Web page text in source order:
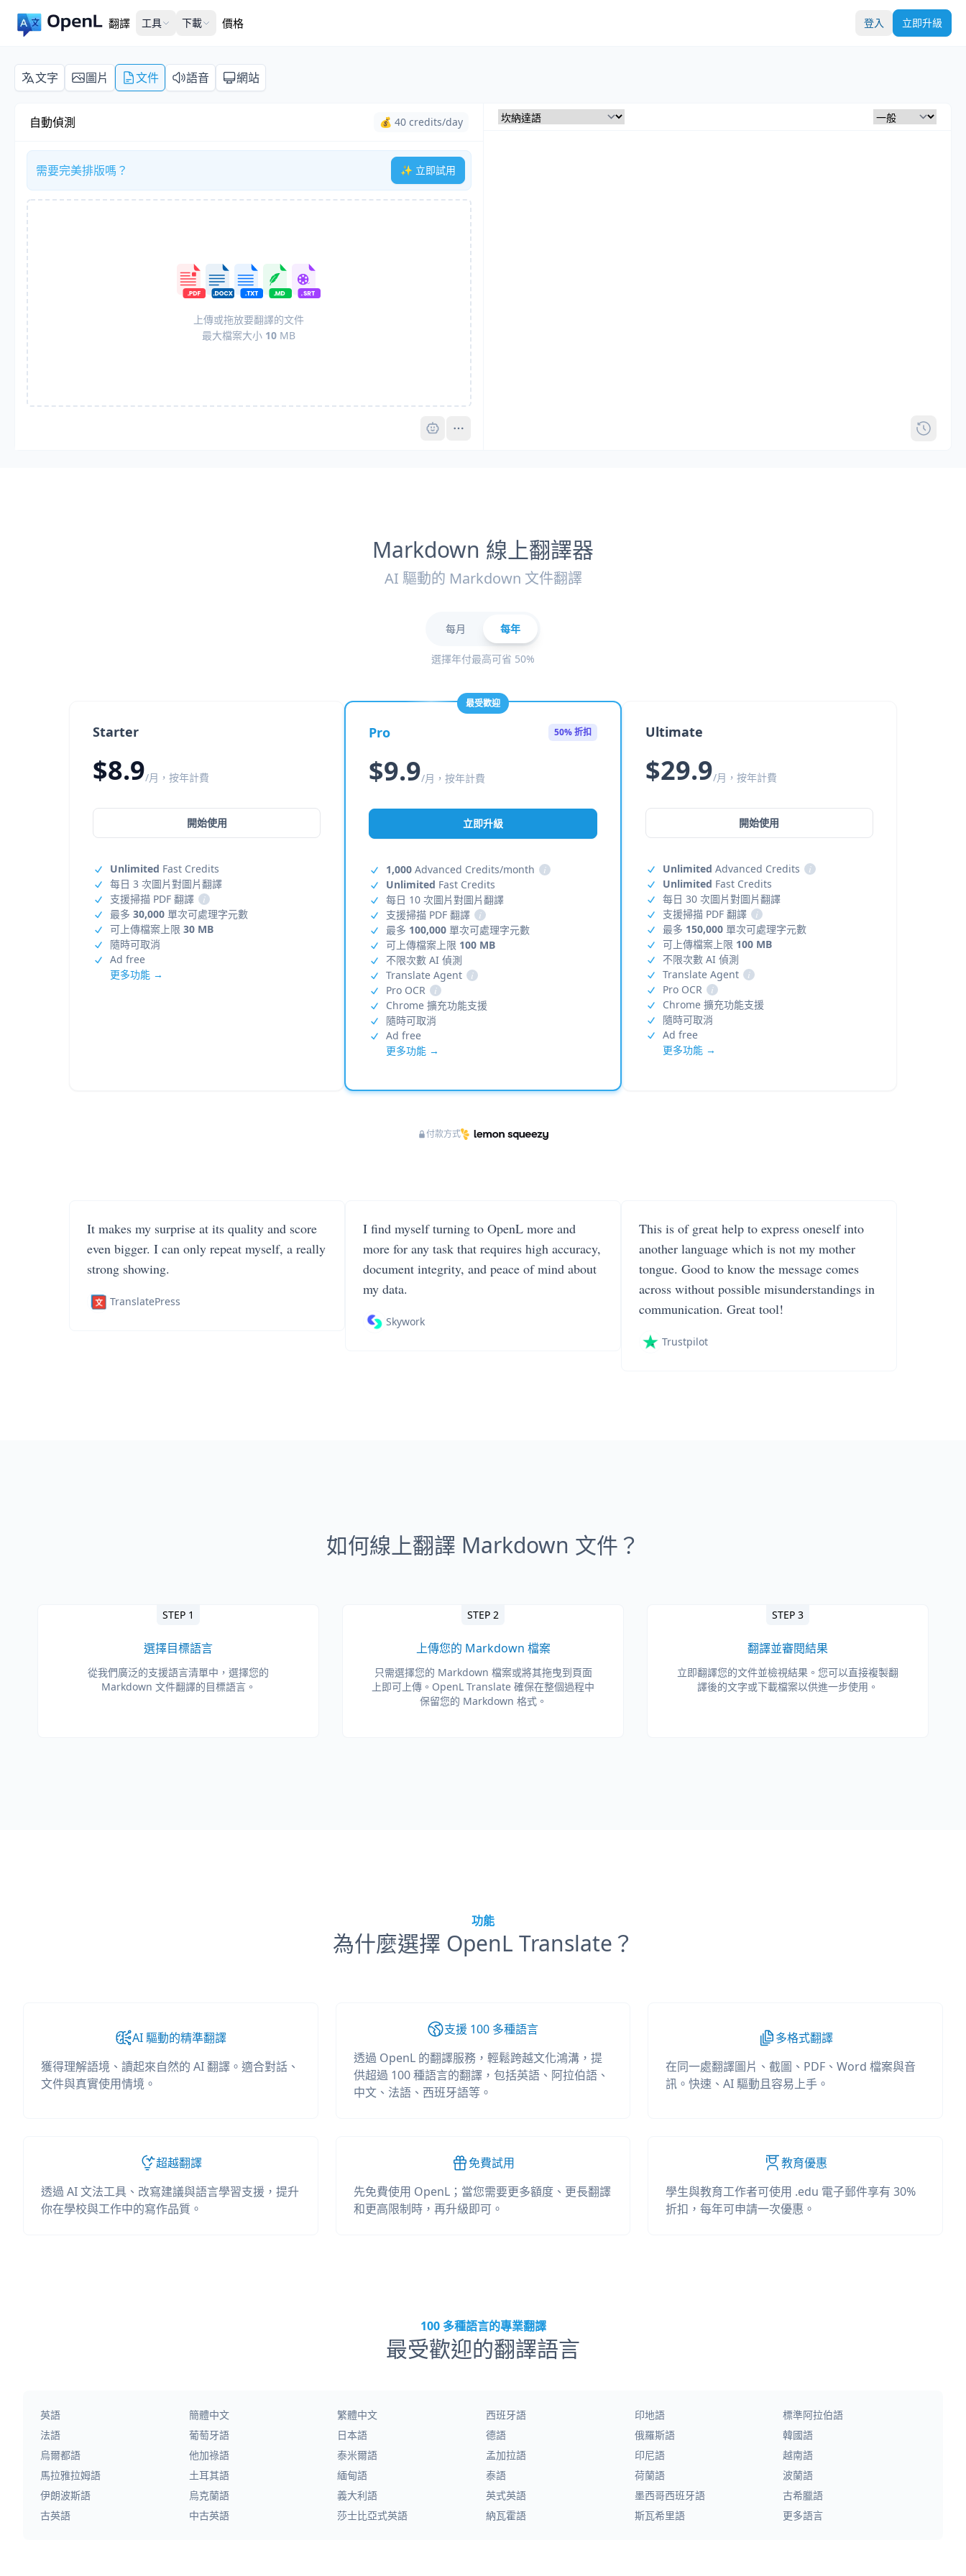
翻譯 工具 下載 價格 登入 立即升級
文字 圖片 文件 語音 網站
自動偵測 💰 40 credits/day
需要完美排版嗎？ ✨ 立即試用
上傳或拖放要翻譯的文件
最大檔案大小 10 MB
Pro
Markdown 線上翻譯器
AI 驅動的 Markdown 文件翻譯
每月 每年
選擇年付最高可省 50%
Starter
$8.9/月，按年計費
開始使用
Unlimited Fast Credits
每日 3 次圖片對圖片翻譯
支援掃描 PDF 翻譯
i
最多 30,000 單次可處理字元數
可上傳檔案上限 30 MB
隨時可取消
Ad free
更多功能 →
最受歡迎
Pro 50% 折扣
$9.9/月，按年計費
立即升級
1,000 Advanced Credits/month
i
Unlimited Fast Credits
每日 10 次圖片對圖片翻譯
支援掃描 PDF 翻譯
i
最多 100,000 單次可處理字元數
可上傳檔案上限 100 MB
不限次數 AI 偵測
Translate Agent
i
Pro OCR
i
Chrome 擴充功能支援
隨時可取消
Ad free
更多功能 →
Ultimate
$29.9/月，按年計費
開始使用
Unlimited Advanced Credits
i
Unlimited Fast Credits
每日 30 次圖片對圖片翻譯
支援掃描 PDF 翻譯
i
最多 150,000單次可處理字元數
可上傳檔案上限 100 MB
不限次數 AI 偵測
Translate Agent
i
Pro OCR
i
Chrome 擴充功能支援
隨時可取消
Ad free
更多功能 →
付款方式
It makes my surprise at its quality and score
even bigger. I can only repeat myself, a really
strong showing.
TranslatePress
I find myself turning to OpenL more and
more for any task that requires high accuracy,
document integrity, and peace of mind about
my data.
Skywork
This is of great help to express oneself into
another language which is not my mother
tongue. Good to know the message comes
across without possible misunderstandings in
communication. Great tool!
Trustpilot
如何線上翻譯 Markdown 文件？
STEP 1
選擇目標語言
從我們廣泛的支援語言清單中，選擇您的
Markdown 文件翻譯的目標語言。
STEP 2
上傳您的 Markdown 檔案
只需選擇您的 Markdown 檔案或將其拖曳到頁面
上即可上傳。OpenL Translate 確保在整個過程中
保留您的 Markdown 格式。
STEP 3
翻譯並審閱結果
立即翻譯您的文件並檢視結果。您可以直接複製翻
譯後的文字或下載檔案以供進一步使用。
功能
為什麼選擇 OpenL Translate？
AI 驅動的精準翻譯
獲得理解語境、讀起來自然的 AI 翻譯。適合對話、
文件與真實使用情境。
支援 100 多種語言
透過 OpenL 的翻譯服務，輕鬆跨越文化鴻溝，提
供超過 100 種語言的翻譯，包括英語、阿拉伯語、
中文、法語、西班牙語等。
多格式翻譯
在同一處翻譯圖片、截圖、PDF、Word 檔案與音
訊。快速、AI 驅動且容易上手。
超越翻譯
透過 AI 文法工具、改寫建議與語言學習支援，提升
你在學校與工作中的寫作品質。
免費試用
先免費使用 OpenL；當您需要更多額度、更長翻譯
和更高限制時，再升級即可。
教育優惠
學生與教育工作者可使用 .edu 電子郵件享有 30%
折扣，每年可申請一次優惠。
100 多種語言的專業翻譯
最受歡迎的翻譯語言
英語 簡體中文 繁體中文 西班牙語 印地語
標準阿拉伯語
法語
葡萄牙語 日本語 德語 俄羅斯語
韓國語
烏爾都語
他加祿語 泰米爾語 孟加拉語 印尼語
越南語
馬拉雅拉姆語
土耳其語 緬甸語 泰語 荷蘭語
波蘭語
伊朗波斯語
烏克蘭語 義大利語 英式英語 墨西哥西班牙語
古希臘語
古英語
中古英語 莎士比亞式英語 納瓦霍語 斯瓦希里語 更多語言